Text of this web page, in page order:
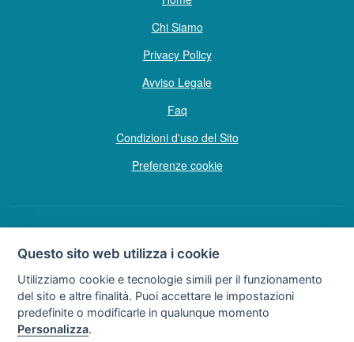
Chi Siamo
Privacy Policy
Avviso Legale
Faq
Condizioni d'uso del Sito
Preferenze cookie
Copyright © Tutti i diritti sono riservati
Soggetto sottoposto a direzione e coordinamento della F.lli Dionisi S.r.L.
unipersonale
via A. Costa n° 2 - 63822 P. S. Giorgio (FM)
Questo sito web utilizza i cookie
Utilizziamo cookie e tecnologie simili per il funzionamento
del sito e altre finalità. Puoi accettare le impostazioni
predefinite o modificarle in qualunque momento
Personalizza.